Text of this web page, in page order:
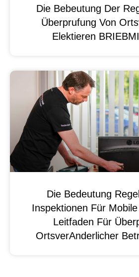
Die Bebeutung Der
Überprufung Von
Elektieren
Die Bedeutung
Inspektionen Für
Leitfaden Für
OrtsverAnderlicher